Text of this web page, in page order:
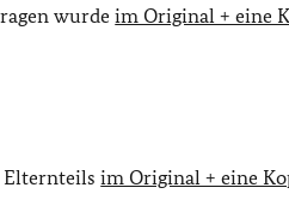
wurdeim Original + eine
Elternteilsim Original + eine